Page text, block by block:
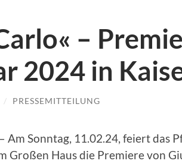
–
2024 in
/ PRESSEMITTEILUNG
Am Sonntag, 11.02.24, feiert das
Großen Haus die Premiere von